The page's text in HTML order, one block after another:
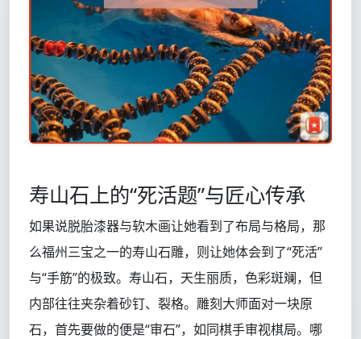
寿山石上的“死活题”与匠心传承
如果说脱胎漆器与软木画让她看到了布局与格局，那
么福州三宝之一的寿山石雕，则让她体会到了“死活”
与“手筋”的极致。寿山石，天生丽质，色彩斑斓，但
内部往往夹杂着砂钉、裂格。雕刻大师面对一块原
石，首先要做的便是“审石”，如同棋手审视棋局。哪